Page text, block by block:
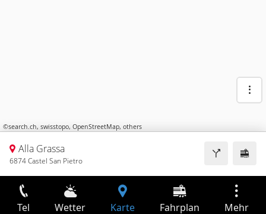
©search.ch, swisstopo, OpenStreetMap, others
Alla Grassa
6874 Castel San Pietro
Tel Wetter Karte Fahrplan Mehr